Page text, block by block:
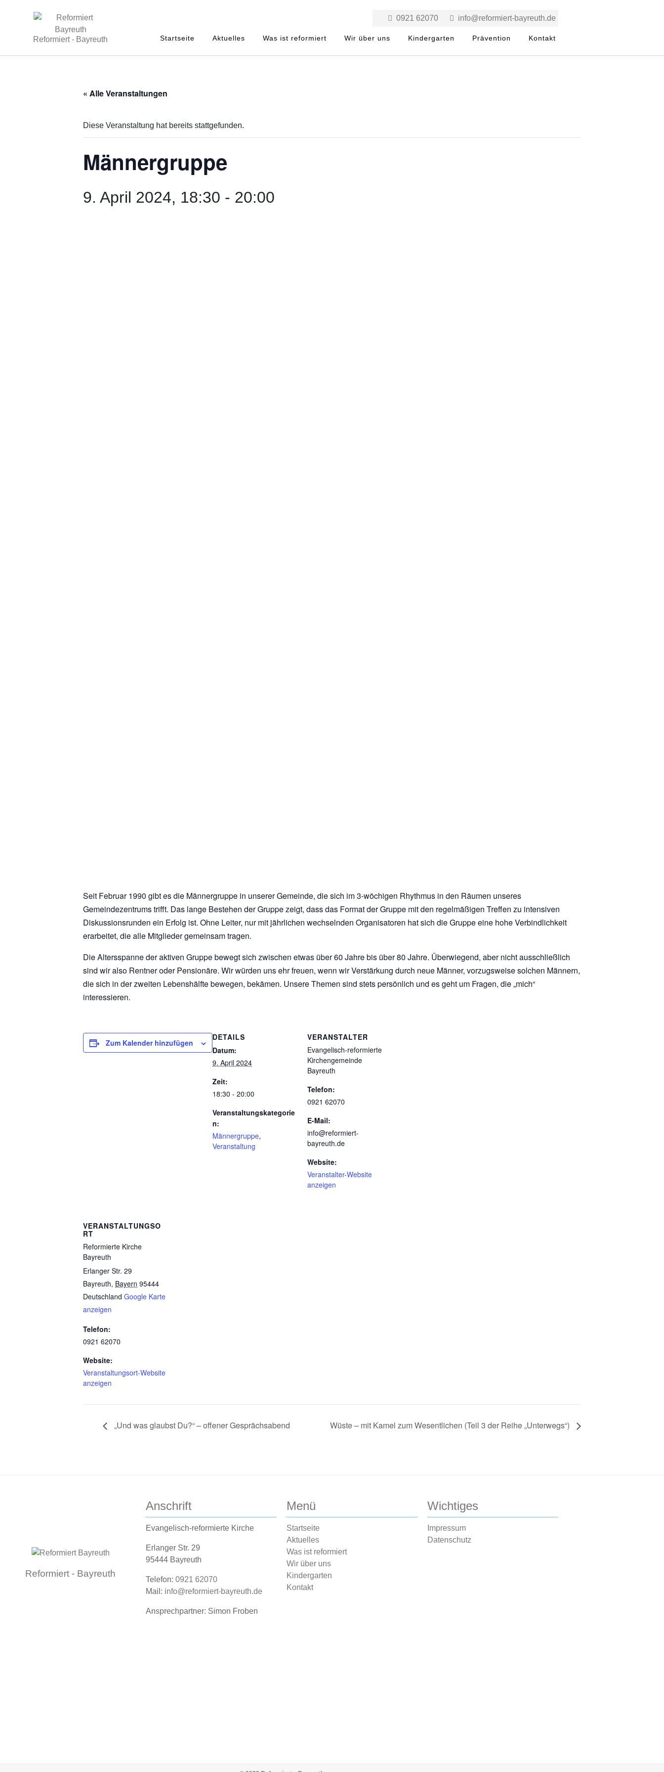
Reformiert - Bayreuth
0921 62070 info@reformiert-bayreuth.de
Startseite Aktuelles Was ist reformiert Wir über uns Kindergarten Prävention Kontakt
« Alle Veranstaltungen
Diese Veranstaltung hat bereits stattgefunden.
Männergruppe
9. April 2024, 18:30 - 20:00
Seit Februar 1990 gibt es die Männergruppe in unserer Gemeinde, diesich im 3-wöchigen Rhythmus in den Räumen unseres
Gemeindezentrums trifft. Das lange Bestehen der Gruppe zeigt, dass das Format der Gruppe mit den regelmäßigen Treffen zu intensiven
Diskussionsrunden ein Erfolg ist. Ohne Leiter, nur mit jährlichen wechselnden Organisatoren hat sich die Gruppe eine hohe Verbindlichkeit
erarbeitet, die alle Mitglieder gemeinsam tragen.
Die Altersspanne der aktiven Gruppe bewegt sich zwischen etwas über 60 Jahre bis über 80 Jahre. Überwiegend, aber nicht ausschließlich
sind wir also Rentner oder Pensionäre. Wir würden uns ehr freuen, wenn wir Verstärkung durch neue Männer, vorzugsweise solchen Männern,
die sich in der zweiten Lebenshälfte bewegen, bekämen. Unsere Themen sind stets persönlich und es geht um Fragen, die „mich“
interessieren.
Zum Kalender hinzufügen
DETAILS
Datum:
9. April 2024
Zeit:
18:30 - 20:00
Veranstaltungskategorie
n:
Männergruppe,
Veranstaltung
VERANSTALTER
Evangelisch-reformierte
Kirchengemeinde
Bayreuth
Telefon:
0921 62070
E-Mail:
info@reformiert-
bayreuth.de
Website:
Veranstalter-Website
anzeigen
VERANSTALTUNGSO
RT
Reformierte Kirche
Bayreuth
Erlanger Str. 29
Bayreuth, Bayern 95444
Deutschland Google Karte
anzeigen
Telefon:
0921 62070
Website:
Veranstaltungsort-Website
anzeigen
„Und was glaubst Du?“ – offener Gesprächsabend Wüste – mit Kamel zum Wesentlichen (Teil 3 der Reihe „Unterwegs“)
Reformiert - Bayreuth
Anschrift
Evangelisch-reformierte Kirche
Erlanger Str. 29
95444 Bayreuth
Telefon: 0921 62070
Mail: info@reformiert-bayreuth.de
Ansprechpartner: Simon Froben
Menü
Startseite
Aktuelles
Was ist reformiert
Wir über uns
Kindergarten
Kontakt
Wichtiges
Impressum
Datenschutz